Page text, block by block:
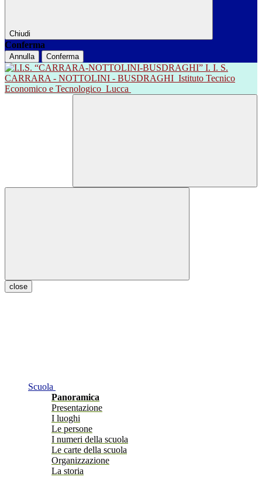
Chiudi
Conferma
Annulla Conferma
I. I. S.
CARRARA - NOTTOLINI - BUSDRAGHI Istituto Tecnico
Economico e Tecnologico Lucca
close
Scuola
Panoramica
Presentazione
I luoghi
Le persone
I numeri della scuola
Le carte della scuola
Organizzazione
La storia